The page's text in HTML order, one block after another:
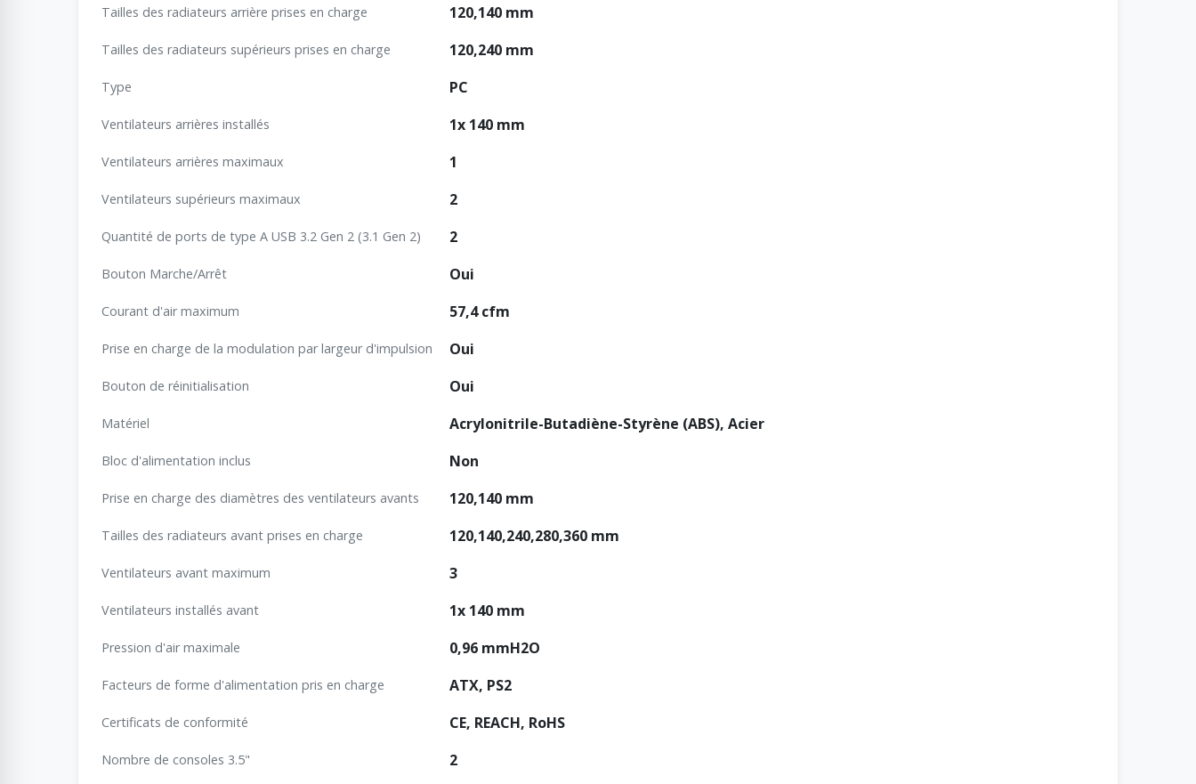
Tailles des radiateurs arrière prises en charge 120,140 mm
Tailles des radiateurs supérieurs prises en charge 120,240 mm
Type PC
Ventilateurs arrières installés 1x 140 mm
Ventilateurs arrières maximaux 1
Ventilateurs supérieurs maximaux 2
Quantité de ports de type A USB 3.2 Gen 2 (3.1 Gen 2) 2
Bouton Marche/Arrêt Oui
Courant d'air maximum 57,4 cfm
Prise en charge de la modulation par largeur d'impulsion Oui
Bouton de réinitialisation Oui
Matériel Acrylonitrile-Butadiène-Styrène (ABS), Acier
Bloc d'alimentation inclus Non
Prise en charge des diamètres des ventilateurs avants 120,140 mm
Tailles des radiateurs avant prises en charge 120,140,240,280,360 mm
Ventilateurs avant maximum 3
Ventilateurs installés avant 1x 140 mm
Pression d'air maximale 0,96 mmH2O
Facteurs de forme d'alimentation pris en charge ATX, PS2
Certificats de conformité CE, REACH, RoHS
Nombre de consoles 3.5" 2